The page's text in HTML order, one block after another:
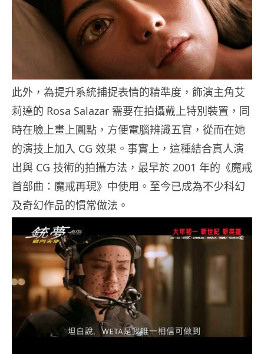
此外，為提升系統捕捉表情的精準度，飾演主角艾
莉達的 Rosa Salazar 需要在拍攝戴上特別裝置，同
時在臉上畫上圓點，方便電腦辨識五官，從而在她
的演技上加入 CG 效果。事實上，這種結合真人演
出與 CG 技術的拍攝方法，最早於 2001 年的《魔戒
首部曲：魔戒再現》中使用。至今已成為不少科幻
及奇幻作品的慣常做法。